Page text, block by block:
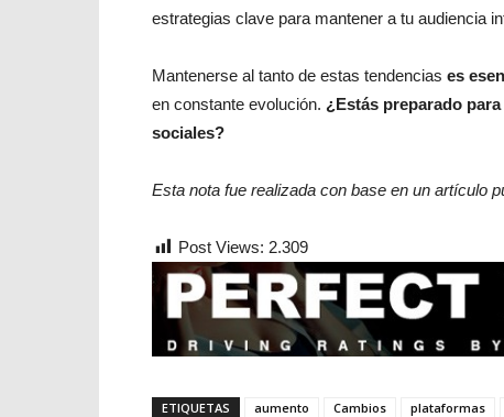
estrategias clave para mantener a tu audiencia
Mantenerse al tanto de estas tendencias es
en constante evolución. ¿Estás preparado
sociales?
Esta nota fue realizada con base en un artículo
Post Views: 2.309
ETIQUETAS aumento Cambios plataformas